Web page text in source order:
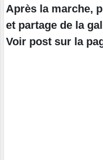
Après la marche,
et partage de la
Voir post sur la